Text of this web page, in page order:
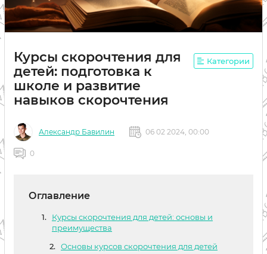
Курсы скорочтения для
детей: подготовка к
школе и развитие
навыков скорочтения
Категории
Александр Бавилин 06 02 2024, 00:00
0
Оглавление
Курсы скорочтения для детей: основы и
преимущества
Основы курсов скорочтения для детей